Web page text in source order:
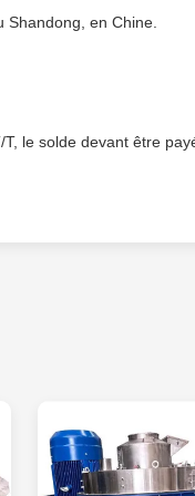
en Chine.
le solde devant être